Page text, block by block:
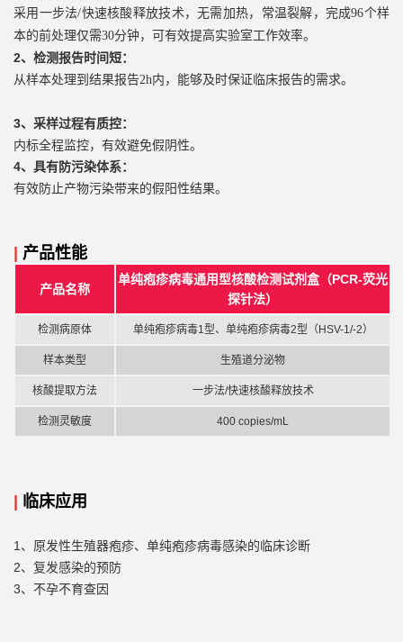
采用一步法/快速核酸释放技术，无需加热，常温裂解，完成96个样
本的前处理仅需30分钟，可有效提高实验室工作效率。
2、检测报告时间短：
从样本处理到结果报告2h内，能够及时保证临床报告的需求。
3、采样过程有质控：
内标全程监控，有效避免假阴性。
4、具有防污染体系：
有效防止产物污染带来的假阳性结果。
产品性能
产品名称
单纯疱疹病毒通用型核酸检测试剂盒（PCR-荧光
探针法）
检测病原体 单纯疱疹病毒1型、单纯疱疹病毒2型（HSV-1/-2）
样本类型 生殖道分泌物
核酸提取方法 一步法/快速核酸释放技术
检测灵敏度 400 copies/mL
临床应用
1、原发性生殖器疱疹、单纯疱疹病毒感染的临床诊断
2、复发感染的预防
3、不孕不育查因